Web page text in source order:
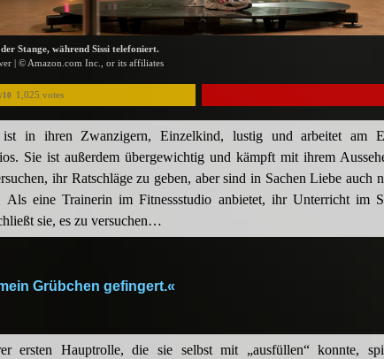
Stange, während Sissi telefoniert.
| © Amazon.com Inc., or its affiliates
/10 1,025 votes
in ihren Zwanzigern, Einzelkind, lustig und arbeitet am
Sie ist außerdem übergewichtig und kämpft mit ihrem
ihr Ratschläge zu geben, aber sind in Sachen Liebe auch
Als eine Trainerin im Fitnessstudio anbietet, ihr Unterricht im
sie, es zu versuchen…
Grübchen gefingert.«
ersten Hauptrolle, die sie selbst mit „ausfüllen“ konnte,